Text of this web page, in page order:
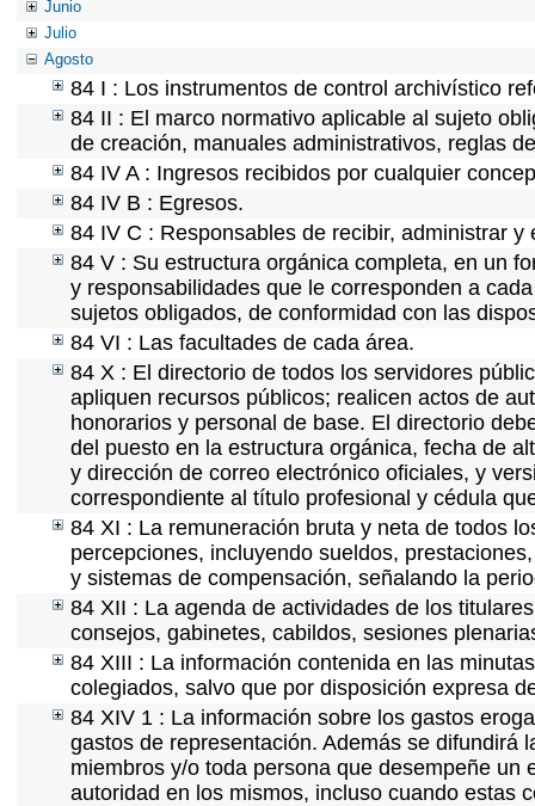
Junio
Julio
Agosto
84 I : Los instrumentos de control archivístico
84 II : El marco normativo aplicable al sujeto
de creación, manuales administrativos, reglas
84 IV A : Ingresos recibidos por cualquier
84 IV B : Egresos.
84 IV C : Responsables de recibir, administrar y
84 V : Su estructura orgánica completa, en un
y responsabilidades que le corresponden a
sujetos obligados, de conformidad con las
84 VI : Las facultades de cada área.
84 X : El directorio de todos los servidores
apliquen recursos públicos; realicen actos de
honorarios y personal de base. El directorio
del puesto en la estructura orgánica, fecha de
y dirección de correo electrónico oficiales, y
correspondiente al título profesional y cédula
84 XI : La remuneración bruta y neta de todos
percepciones, incluyendo sueldos,
y sistemas de compensación, señalando la
84 XII : La agenda de actividades de los
consejos, gabinetes, cabildos, sesiones
84 XIII : La información contenida en las
colegiados, salvo que por disposición expresa
84 XIV 1 : La información sobre los gastos
gastos de representación. Además se difundirá
miembros y/o toda persona que desempeñe
autoridad en los mismos, incluso cuando estas